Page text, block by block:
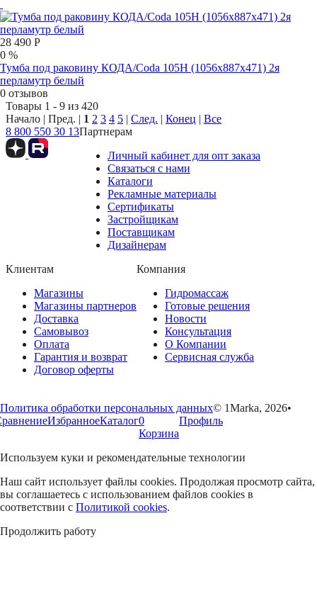
28 490 Р
0 %
Тумба под раковину КОДА/Coda 105Н (1056х887х471) 2я
перламутр белый
0 отзывов
Товары 1 - 9 из 420
Начало | Пред. | 1 2 3 4 5 | След. | Конец | Все
8 800 550 30 13Партнерам
Личный кабинет для опт заказа
Связаться с нами
Каталоги
Рекламные материалы
Сертификаты
Застройщикам
Поставщикам
Дизайнерам
Клиентам
Магазины
Магазины партнеров
Доставка
Самовывоз
Оплата
Гарантия и возврат
Договор оферты
Компания
Гидромассаж
Готовые решения
Новости
Консультация
О Компании
Сервисная служба
Политика обработки персональных данных© 1Marka, 2026•
ИзбранноеКаталог0
Корзина
Профиль
Используем куки и рекомендательные технологии
Наш сайт использует файлы cookies. Продолжая просмотр сайта,
вы соглашаетесь с использованием файлов cookies в
соответствии с Политикой cookies.
Продолжить работу